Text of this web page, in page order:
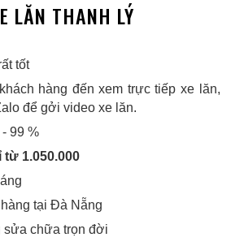
LĂN THANH LÝ
tốt
hàng đến xem trực tiếp xe lăn,
để gởi video xe lăn.
99 %
từ 1.050.000
tại Đà Nẵng
sửa chữa trọn đời